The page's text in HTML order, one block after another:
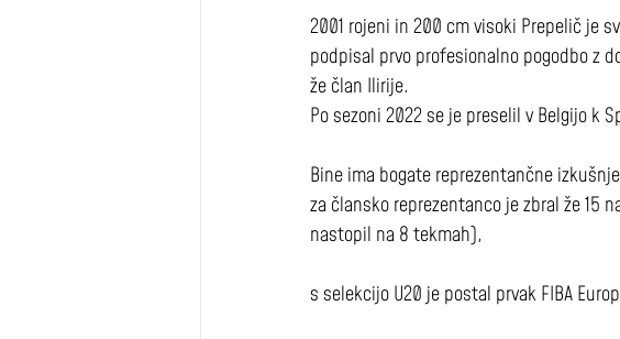
2001 rojeni in 200 cm visoki Prepelič je
podpisal prvo profesionalno pogodbo z
že član Ilirije.
Po sezoni 2022 se je preselil v Belgijo k
Bine ima bogate reprezentančne
za člansko reprezentanco je zbral že 15
nastopil na 8 tekmah),
s selekcijo U20 je postal prvak FIBA